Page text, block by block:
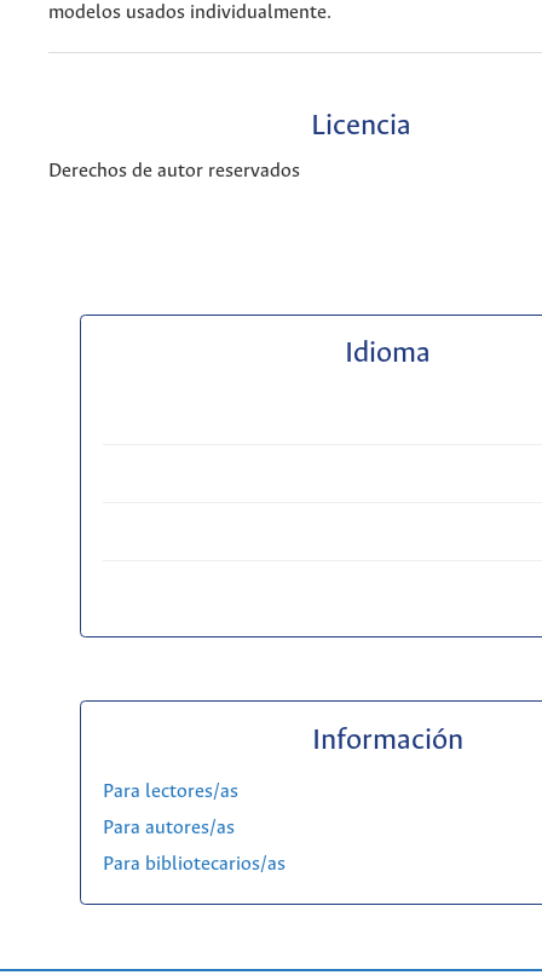
modelos usados individualmente.
Licencia
Derechos de autor reservados
Idioma
Información
Para lectores/as
Para autores/as
Para bibliotecarios/as